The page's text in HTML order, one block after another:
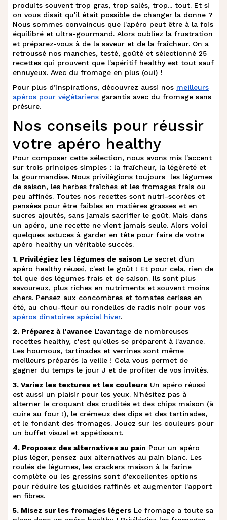
j. Tzatziki au fromage frais
k.
Guacamole de patate douce et
crackers aux céréales
l. Dip feta crémeux
Dip fèves, petits pois, menthe et
fromage de brebis
n.
Verrines et soupes froides : la fraîcheur
à l'honneur
o. Gaspacho de concombre
p. Verrine au pesto, brocoli et fromage
q. Verrines de fanes et radis au fromage
r.
Brochettes apéritives : colorées et
conviviales
s. Melon, pastèque et billes de St Moret
t.
Brochettes de poires, chorizo et
fromage
u .
Brochette apéro aux abricots, fromage
et romarin
v. Bouchées et toasts gourmands
w . Tartelette filo, épinard et feta
x.
Bruschetta de figues et petit fromage
apéritif au chèvre
produits souvent trop gras, trop salés, trop... tout. Et si
on vous disait qu'il était possible de changer la donne ?
Nous sommes convaincus que l'apéro peut être à la fois
équilibré et ultra-gourmand. Alors oubliez la frustration
et préparez-vous à de la saveur et de la fraîcheur. On a
retroussé nos manches, testé, goûté et sélectionné 25
recettes qui prouvent que l'apéritif healthy est tout sauf
ennuyeux. Avec du fromage en plus (oui) !
Pour plus d’inspirations, découvrez aussi nos meilleurs
apéros pour végétariens garantis avec du fromage sans
présure.
Nos conseils pour réussir
votre apéro healthy
Pour composer cette sélection, nous avons mis l'accent
sur trois principes simples : la fraîcheur, la légèreté et
la gourmandise. Nous privilégions toujours les légumes
de saison, les herbes fraîches et les fromages frais ou
peu affinés. Toutes nos recettes sont nutri-scorées et
pensées pour être faibles en matières grasses et en
sucres ajoutés, sans jamais sacrifier le goût. Mais dans
un apéro, une recette ne vient jamais seule. Alors voici
quelques astuces à garder en tête pour faire de votre
apéro healthy un véritable succès.
1. Privilégiez les légumes de saison Le secret d'un
apéro healthy réussi, c'est le goût ! Et pour cela, rien de
tel que des légumes frais et de saison. Ils sont plus
savoureux, plus riches en nutriments et souvent moins
chers. Pensez aux concombres et tomates cerises en
été, au chou-fleur ou rondelles de radis noir pour vos
apéros dînatoires spécial hiver.
2. Préparez à l'avance L'avantage de nombreuses
recettes healthy, c'est qu'elles se préparent à l'avance.
Les houmous, tartinades et verrines sont même
meilleurs préparés la veille ! Cela vous permet de
gagner du temps le jour J et de profiter de vos invités.
3. Variez les textures et les couleurs Un apéro réussi
est aussi un plaisir pour les yeux. N'hésitez pas à
alterner le croquant des crudités et des chips maison (à
cuire au four !), le crémeux des dips et des tartinades,
et le fondant des fromages. Jouez sur les couleurs pour
un buffet visuel et appétissant.
4. Proposez des alternatives au pain Pour un apéro
plus léger, pensez aux alternatives au pain blanc. Les
roulés de légumes, les crackers maison à la farine
complète ou les gressins sont d'excellentes options
pour réduire les glucides raffinés et augmenter l'apport
en fibres.
5. Misez sur les fromages légers Le fromage a toute sa